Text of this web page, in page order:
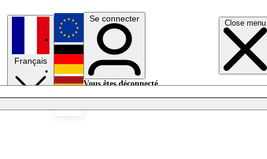
Close menu
Français
English
Deutsch
Se connecter
Vous êtes déconnecté.